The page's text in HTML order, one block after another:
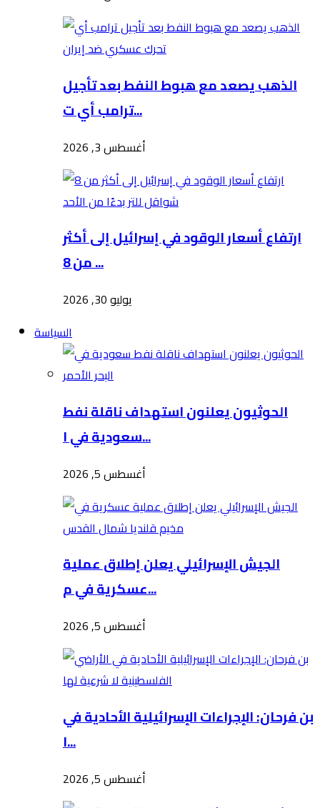
الذهب يصعد مع هبوط النفط بعد تأجيل
ترامب أي ت...
أغسطس 3, 2026
ارتفاع أسعار الوقود في إسرائيل إلى أكثر
من 8 ...
يوليو 30, 2026
السياسة
الحوثيون يعلنون استهداف ناقلة نفط
سعودية في ا...
أغسطس 5, 2026
الجيش الإسرائيلي يعلن إطلاق عملية
عسكرية في م...
أغسطس 5, 2026
بن فرحان: الإجراءات الإسرائيلية الأحادية في
ا...
أغسطس 5, 2026